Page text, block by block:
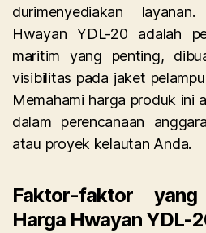
durimenyediakan
Hwayan YDL-20 adalah
maritim yang penting,
visibilitas pada jaket
Memahami harga produk ini
dalam perencanaan
atau proyek kelautan Anda.
Faktor-faktor yang
Harga Hwayan YDL-